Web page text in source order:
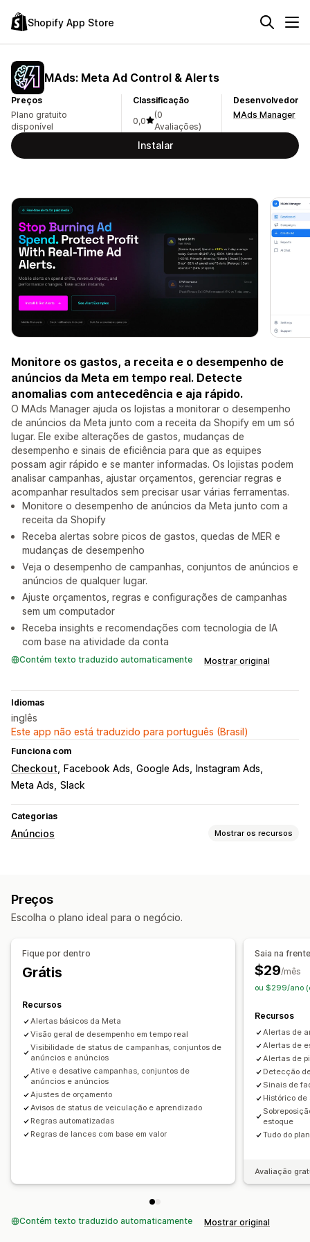
Shopify App Store
MAds: Meta Ad Control & Alerts
Preços
Plano gratuito
disponível
Classificação
0,0
(0
Avaliações)
Desenvolvedor
MAds Manager
Instalar
Monitore os gastos, a receita e o desempenho de
anúncios da Meta em tempo real. Detecte
anomalias com antecedência e aja rápido.
O MAds Manager ajuda os lojistas a monitorar o desempenho
de anúncios da Meta junto com a receita da Shopify em um só
lugar. Ele exibe alterações de gastos, mudanças de
desempenho e sinais de eficiência para que as equipes
possam agir rápido e se manter informadas. Os lojistas podem
analisar campanhas, ajustar orçamentos, gerenciar regras e
acompanhar resultados sem precisar usar várias ferramentas.
Monitore o desempenho de anúncios da Meta junto com a
receita da Shopify
Receba alertas sobre picos de gastos, quedas de MER e
mudanças de desempenho
Veja o desempenho de campanhas, conjuntos de anúncios e
anúncios de qualquer lugar.
Ajuste orçamentos, regras e configurações de campanhas
sem um computador
Receba insights e recomendações com tecnologia de IA
com base na atividade da conta
Contém texto traduzido automaticamente Mostrar original
Idiomas
inglês
Este app não está traduzido para português (Brasil)
Funciona com
Checkout Facebook Ads Google Ads
Instagram Ads
Meta Ads Slack
Categorias
Anúncios Mostrar os recursos
Dispositivo
Redes sociais
Análise de desempenho
Acompanhamento de desempenho
Custo com publicidade
Métricas de engajamento
Análise de ROI Acompanhamento de conversões
Custo por aquisição
Contagens de impressão
Atribuição do Monitor de tráfego do Urchin (UTM, na sigla
em inglês)
Preços
Escolha o plano ideal para o negócio.
Fique por dentro
Grátis
Recursos
Alertas básicos da Meta
Visão geral de desempenho em tempo real
Visibilidade de status de campanhas, conjuntos de
anúncios e anúncios
Ative e desative campanhas, conjuntos de
anúncios e anúncios
Ajustes de orçamento
Avisos de status de veiculação e aprendizado
Regras automatizadas
Regras de lances com base em valor
Saia na
$29/mês
ou $299/ano
Recursos
Alertas de
Alertas de
Alertas de
Detecção
Sinais de
Histórico
estoque
Tudo do
Avaliação
Contém texto traduzido automaticamente Mostrar original